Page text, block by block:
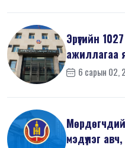
Эрүүгийн
ажиллагаа
6 сарын 02,
мэдүүлэг